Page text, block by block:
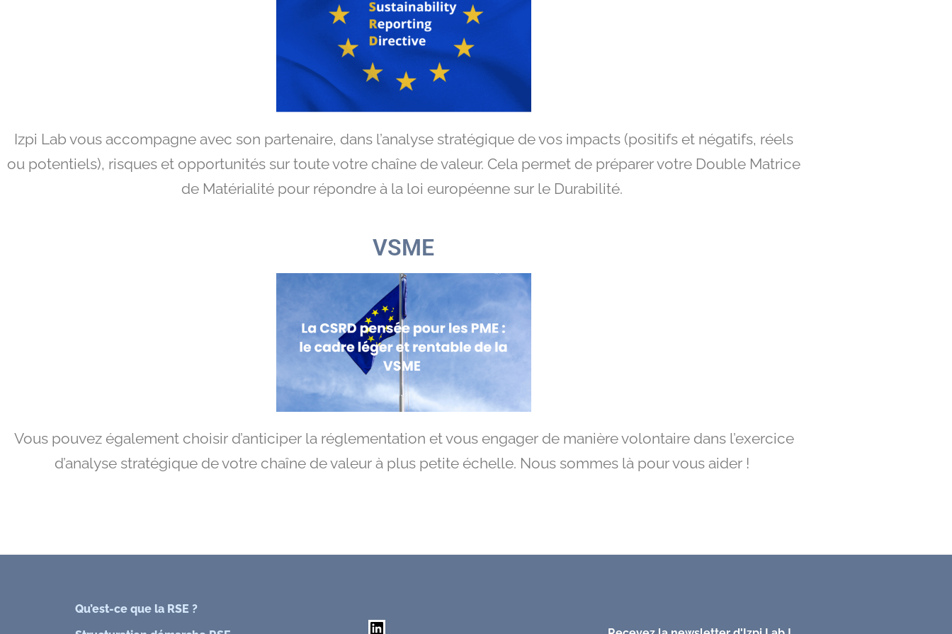
Izpi Lab vous accompagne avec son partenaire, dans l’analyse stratégique de vos impacts (positifs et négatifs, réels
ou potentiels), risques et opportunités sur toute votre chaîne de valeur. Cela permet de préparer votre Double Matrice
de Matérialité pour répondre à la loi européenne sur le Durabilité.
VSME
Vous pouvez également choisir d’anticiper la réglementation et vous engager de manière volontaire dans l’exercice
d’analyse stratégique de votre chaîne de valeur à plus petite échelle. Nous sommes là pour vous aider !
Qu’est-ce que la RSE ?